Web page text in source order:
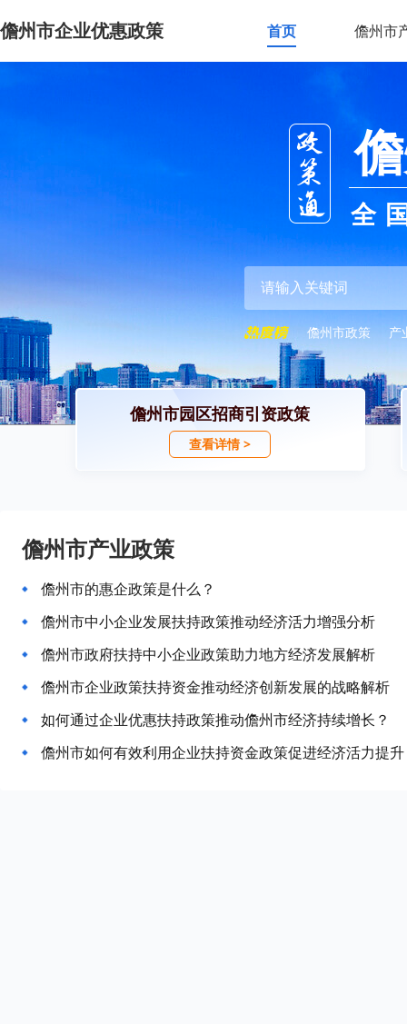
儋州市企业优惠政策 首页 儋州市
全
儋州市政策 产
儋州市园区招商引资政策
查看详情 >
儋州市产业政策
儋州市的惠企政策是什么？
儋州市中小企业发展扶持政策推动经济活力增强分析
儋州市政府扶持中小企业政策助力地方经济发展解析
儋州市企业政策扶持资金推动经济创新发展的战略解析
如何通过企业优惠扶持政策推动儋州市经济持续增长？
儋州市如何有效利用企业扶持资金政策促进经济活力提